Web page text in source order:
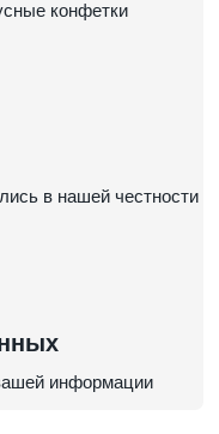
конфетки
в нашей честности
информации